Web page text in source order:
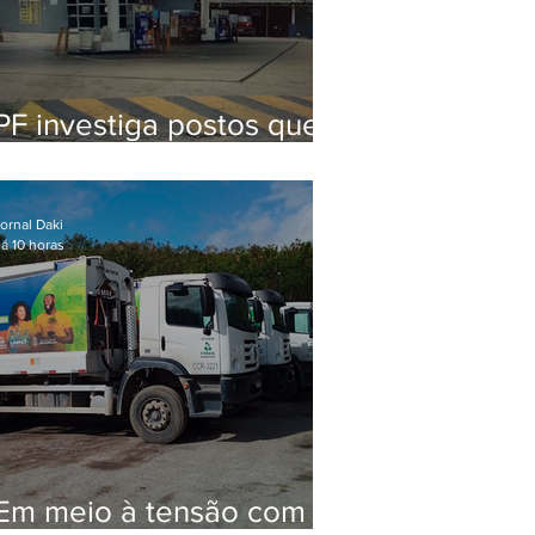
investiga postos que
de secretário
em 2020
meio à tensão com
Daki
10 horas